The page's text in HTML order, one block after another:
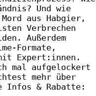
Und wie
aus Habgier,
Verbrechen
Außerdem
Formate,
Expert:innen.
mal aufgelockert
mehr über
Infos & Rabatte: